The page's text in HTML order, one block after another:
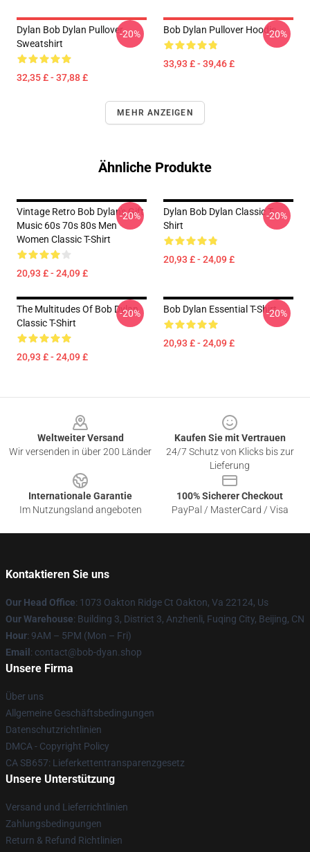
Dylan Bob Dylan Pullover
Sweatshirt
32,35 £ - 37,88 £
-20% Bob Dylan Pullover Hoodie
33,93 £ - 39,46 £
-20%
MEHR ANZEIGEN
Ähnliche Produkte
Vintage Retro Bob Dylan's Gift
Music 60s 70s 80s Men
Women Classic T-Shirt
20,93 £ - 24,09 £
-20%
Dylan Bob Dylan Classic T-
Shirt
20,93 £ - 24,09 £
-20%
The Multitudes Of Bob Dylan
Classic T-Shirt
20,93 £ - 24,09 £
-20% Bob Dylan Essential T-Shirt
20,93 £ - 24,09 £
-20%
Weltweiter Versand
Wir versenden in über 200 Länder
Kaufen Sie mit Vertrauen
24/7 Schutz von Klicks bis zur
Lieferung
Internationale Garantie
Im Nutzungsland angeboten
100% Sicherer Checkout
PayPal / MasterCard / Visa
Kontaktieren Sie uns
Our Head Office: 1073 Oakton Ridge Ct Oakton, Va 22124, Us
Our Warehouse: Building 3, District 3, Anzhenli, Fuqing City, Beijing, CN
Hour: 9AM – 5PM (Mon – Fri)
Email : contact@bob-dyan.shop
Unsere Firma
Über uns
Allgemeine Geschäftsbedingungen
Datenschutzrichtlinien
DMCA - Copyright Policy
CA SB657: Lieferkettentransparenzgesetz
Unsere Unterstützung
Versand und Lieferrichtlinien
Zahlungsbedingungen
Return & Refund Richtlinien